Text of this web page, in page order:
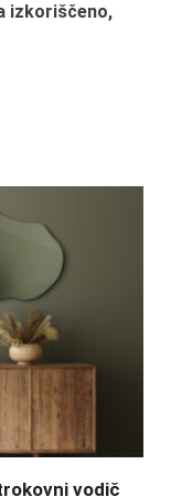
izkoriščeno,
vodič